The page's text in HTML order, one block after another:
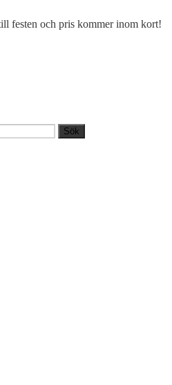
festen och pris kommer inom kort!
Sök